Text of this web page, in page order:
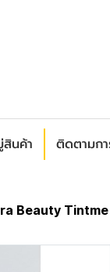
นค้า ติดตามก
Beauty